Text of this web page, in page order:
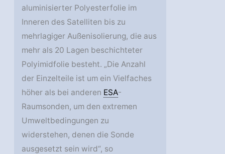
aluminisierter Polyesterfolie im
Inneren des Satelliten bis zu
mehrlagiger Außenisolierung, die aus
mehr als 20 Lagen beschichteter
Polyimidfolie besteht. „Die Anzahl
der Einzelteile ist um ein Vielfaches
höher als bei anderen ESA-
Raumsonden, um den extremen
Umweltbedingungen zu
widerstehen, denen die Sonde
ausgesetzt sein wird“, so